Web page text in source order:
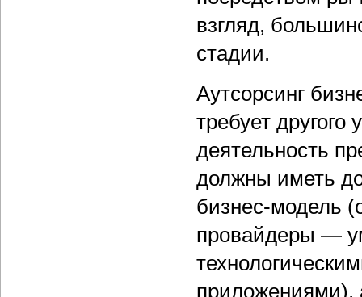
взгляд,
стадии.
Аутсорсинг
требует
деятельность
должны иметь
бизнес-модель
провайдеры —
приложениями),